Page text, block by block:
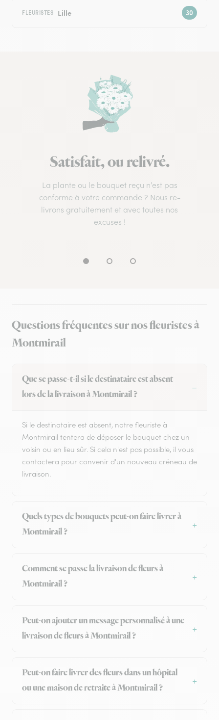
FLEURISTES Lille
Satisfait, ou relivré.
La plante ou le bouquet reçu n’est pas
conforme à votre commande ? Nous re-
livrons gratuitement et avec toutes nos
excuses !
Questions fréquentes sur nos fleuristes à
Montmirail
Que se passe-t-il si le destinataire est absent
lors de la livraison à Montmirail ?
Si le destinataire est absent, notre fleuriste à
Montmirail tentera de déposer le bouquet chez un
voisin ou en lieu sûr. Si cela n'est pas possible, il vous
contactera pour convenir d'un nouveau créneau de
livraison.
Quels types de bouquets peut-on faire livrer à
Montmirail ?
Comment se passe la livraison de fleurs à
Montmirail ?
Peut-on ajouter un message personnalisé à une
livraison de fleurs à Montmirail ?
Peut-on faire livrer des fleurs dans un hôpital
ou une maison de retraite à Montmirail ?